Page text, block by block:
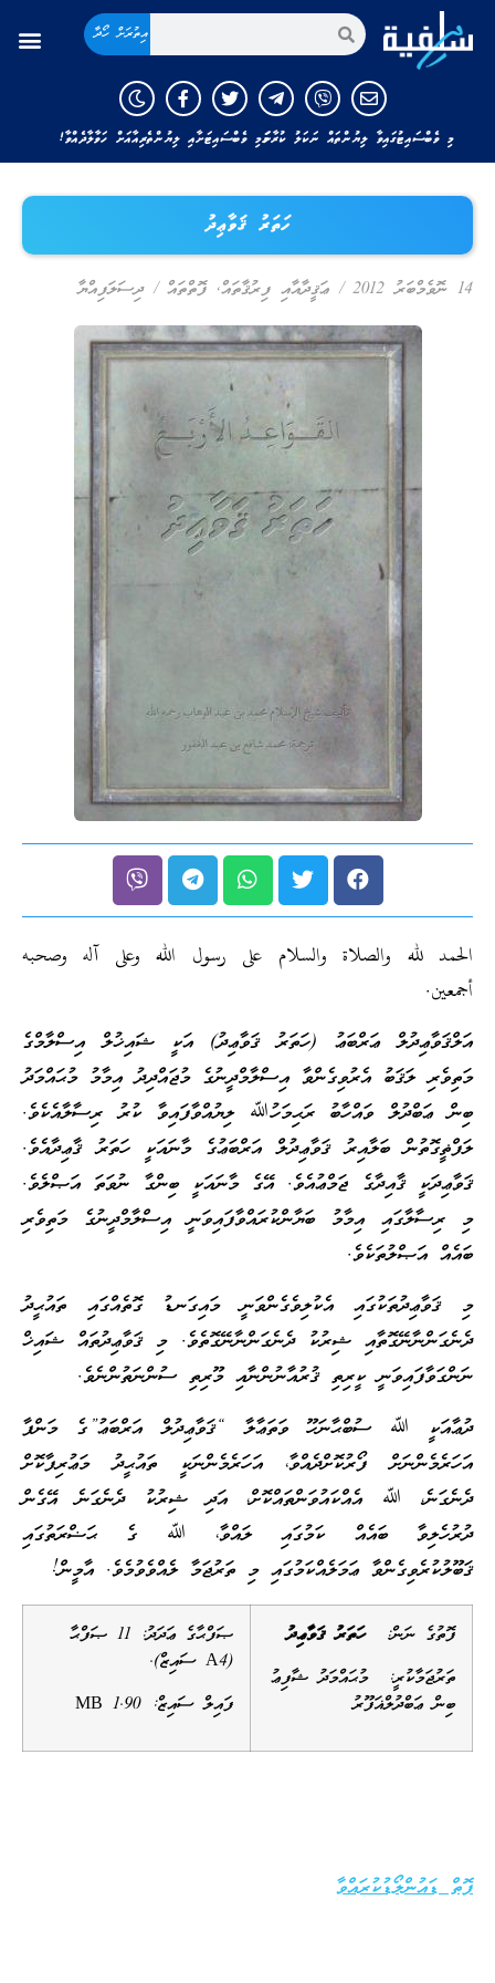
އިތުރަށް ހޯދާ
މި ވެބްސައިޓުގައިވާ ލިޔުންތައް ނަކަލު ކުރާނަމަ މި ވެބްސައިޓަށާއި ލިޔުންތެރިއާއަށް ހަވާލާދެއްވާ!
ހަތަރު ޤަވާޢިދު
14 ނޮވެމްބަރު 2012 / ޢަޤީދާއާއި ފިރުޤާތައް,ފޮތްތައް / ދިސަލަފިއްޔާ
الحمد لله والصلاة والسلام على رسول الله وعلى آله وصحبه
أجمعين.
އަލްޤަވާޢިދުލް ޢަރްބަޢު (ހަތަރު ޤަވާޢިދު) އަކީ ޝައިޚުލް އިސްލާމްގެ
މަތިވެރި ލަޤަބު އެރުވިގެންވާ އިސްލާމްދީނުގެ މުޖައްދިދު އިމާމު މުޙައްމަދު
ބިން ޢަބްދުލް ވައްހާބު ރަޙިމަހުﷲ ލިޔުއްވާފައިވާ ކުރު ރިސާލާއެކެވެ.
ލަފްޡީގޮތުން ބަލާއިރު ޤަވާޢިދުލް އަރްބަޢުގެ މާނައަކީ ހަތަރު ޤާޢިދާއެވެ.
ޤަވާޢިދަކީ ޤާއިދާގެ ޖަމްޢުއެވެ. އޭގެ މާނައަކީ ބިންގާ ނުވަތަ އަޞްލެވެ.
މި ރިސާލާގައި އިމާމު ބަޔާންކުރައްވާފައިވަނީ އިސްލާމްދީނުގެ މަތިވެރި
ބައެއް އަޞްލުތަކެވެ.
މި ޤަވާޢިދުތަކުގައި އެކުލިވެގެންވަނީ މައިގަނޑު ގޮތެއްގައި ތައުޙީދު
ދެނެގަންނާނޭގޮތާއި ޝިރުކު ދެނެގަންނާނޭގޮތެވެ. މި ޤަވާޢިދުތައް ޝައިޚް
ނަންގަވާފައިވަނީ ކީރިތި ޤުރުއާނުންނާއި މޫރިތި ސުންނަތުންނެވެ.
ދުޢާއަކީ ﷲ ސުބްޙާނަހޫ ވަތަޢާލާ “ޤަވާޢިދުލް އަރްބަޢު”ގެ މަންފާ
އަހަރެމެންނަށް ފޯރުކޮށްދެއްވާ، އަހަރެމެންނަކީ ތައުޙީދު މަޢުރިފާކޮށް
ދެނެގަނެ، ﷲ އެއްކައުވަންތައްކޮށް، އަދި ޝިރުކު ދެނެގަނެ އޭގެން
ދުރުހެލިވާ ބައެއް ކަމުގައި ލައްވާ، ﷲ ގެ ޙަޟްރަތުގައި
ޤަބޫލުކުރެވިގެންވާ ޢަމަލެއްކަމުގައި މި ތަރުޖަމާ ލެއްވެވުމެވެ. އާމީން!
ފޮތުގެ ނަން:
ހަތަރު ޤަވާޢިދު
ތަރުޖަމާކުރީ: މުޙައްމަދު ޝާފިޢު
ބިން ޢަބްދުލްޣަފޫރު
ޞަފްޙާގެ ޢަދަދު: 11 ޞަފްޙާ
(A4 ސައިޒް).
ފައިލް ސައިޒް: 1.90 MB
ފޮތް ޑައުންލޯޑުކުރައްވާ